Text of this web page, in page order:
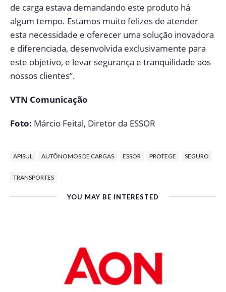
de carga estava demandando este produto há
algum tempo. Estamos muito felizes de atender
esta necessidade e oferecer uma solução inovadora
e diferenciada, desenvolvida exclusivamente para
este objetivo, e levar segurança e tranquilidade aos
nossos clientes”.
VTN Comunicação
Foto: Márcio Feital, Diretor da ESSOR
APISUL AUTÔNOMOS DE CARGAS ESSOR PROTEGE SEGURO
TRANSPORTES
YOU MAY BE INTERESTED